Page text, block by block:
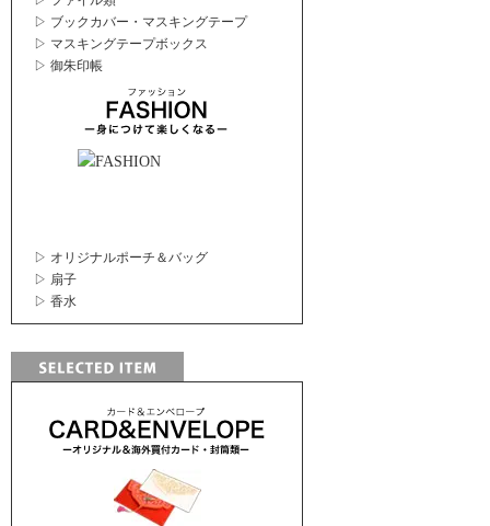
▷ ブックカバー・マスキングテープ
▷ マスキングテープボックス
▷ 御朱印帳
▷ オリジナルポーチ＆バッグ
▷ 扇子
▷ 香水